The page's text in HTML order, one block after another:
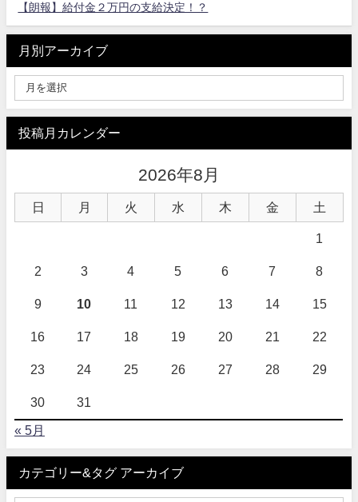
【朗報】給付金２万円の支給決定！？
月別アーカイブ
投稿月カレンダー
2026年8月
日 月 火 水 木 金 土
1
2 3 4 5 6 7 8
9 10 11 12 13 14 15
16 17 18 19 20 21 22
23 24 25 26 27 28 29
30 31
« 5月
カテゴリー&タグ アーカイブ